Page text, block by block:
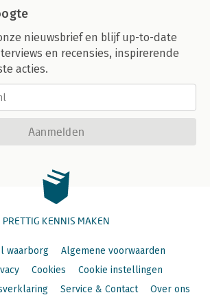
nieuwsbrief en blijf up-to-date
en recensies, inspirerende
acties.
Aanmelden
PRETTIG KENNIS MAKEN
waarborg
Algemene voorwaarden
Cookies
Cookie instellingen
Service & Contact Over ons